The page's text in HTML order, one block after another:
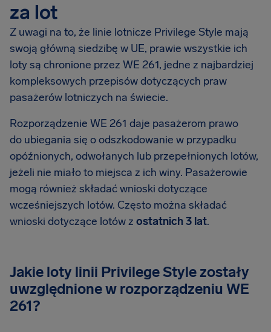
za lot
Z uwagi na to, że linie lotnicze Privilege Style mają
swoją główną siedzibę w UE, prawie wszystkie ich
loty są chronione przez WE 261, jedne z najbardziej
kompleksowych przepisów dotyczących praw
pasażerów lotniczych na świecie.
Rozporządzenie WE 261 daje pasażerom prawo
do ubiegania się o odszkodowanie w przypadku
opóźnionych, odwołanych lub przepełnionych lotów,
jeżeli nie miało to miejsca z ich winy. Pasażerowie
mogą również składać wnioski dotyczące
wcześniejszych lotów. Często można składać
wnioski dotyczące lotów z ostatnich 3 lat.
Jakie loty linii Privilege Style zostały
uwzględnione w rozporządzeniu WE
261?